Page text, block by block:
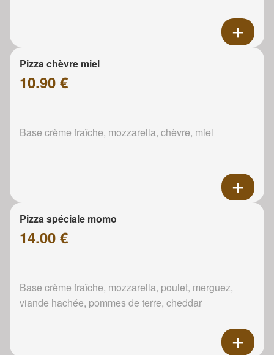
Pizza chèvre miel
10.90 €
Base crème fraîche, mozzarella, chèvre, miel
Pizza spéciale momo
14.00 €
Base crème fraîche, mozzarella, poulet, merguez,
viande hachée, pommes de terre, cheddar